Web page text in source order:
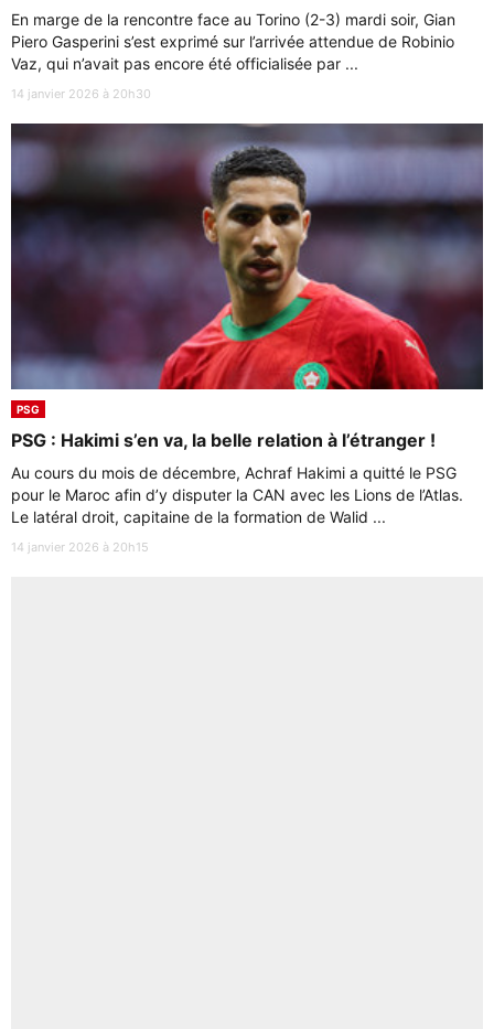
En marge de la rencontre face au Torino (2-3) mardi soir, Gian
Piero Gasperini s’est exprimé sur l’arrivée attendue de Robinio
Vaz, qui n’avait pas encore été officialisée par ...
14 janvier 2026 à 20h30
PSG
PSG : Hakimi s’en va, la belle relation à l’étranger !
Au cours du mois de décembre, Achraf Hakimi a quitté le PSG
pour le Maroc afin d’y disputer la CAN avec les Lions de l’Atlas.
Le latéral droit, capitaine de la formation de Walid ...
14 janvier 2026 à 20h15